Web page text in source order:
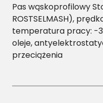
/
H
1
-
2
Pas wąskoprofilowy
ROSTSELMASH),
temperatura pracy: -
oleje,
przeciążenia